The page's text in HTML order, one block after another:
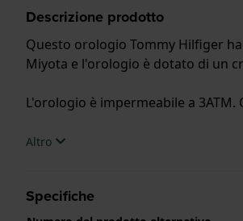
Descrizione prodotto
Questo orologio Tommy Hilfiger
Miyota e l'orologio è dotato di un
L'orologio è impermeabile a
.Altro
Specifiche